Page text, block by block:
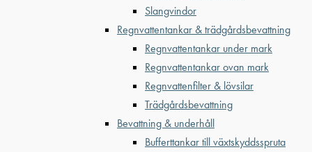
Slangvindor
Regnvattentankar & trädgårdsbevattning
Regnvattentankar under mark
Regnvattentankar ovan mark
Regnvattenfilter & lövsilar
Trädgårdsbevattning
Bevattning & underhåll
Bufferttankar till växtskyddsspruta